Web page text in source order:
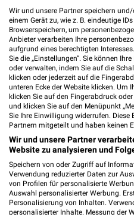
Weitere EURONICS
Angeboten in und um
5 Geschäfte und Orte
EURONICS
Grasberg,
305,85 km
EURONICS
Wir und unsere Partner speichern
einem Gerät zu, wie z. B. eindeutige
Browserspeichern, um
Anbieter verarbeiten Ihre
aufgrund eines berechtigten
Sie die „Einstellungen“. Sie können
oder verwalten, indem Sie auf die
klicken oder jederzeit auf die
unteren Ecke der Website klicken. Um
klicken Sie auf den Fingerabdruck
und klicken Sie auf den Menüpunkt
Sie Ihre Einwilligung widerrufen. Diese
Partnern mitgeteilt und haben keinen
Wir und unsere Partner
Website zu analysieren und
Speichern von oder Zugriff auf
Verwendung reduzierter Daten zur
von Profilen für personalisierte
Auswahl personalisierter Werbung.
Personalisierung von Inhalten.
personalisierter Inhalte. Messung der